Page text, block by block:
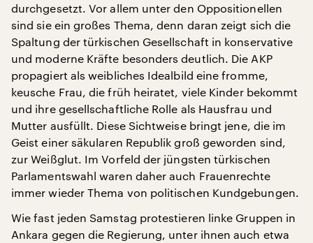
durchgesetzt. Vor allem unter den Oppositionellen
sind sie ein großes Thema, denn daran zeigt sich die
Spaltung der türkischen Gesellschaft in konservative
und moderne Kräfte besonders deutlich. Die AKP
propagiert als weibliches Idealbild eine fromme,
keusche Frau, die früh heiratet, viele Kinder bekommt
und ihre gesellschaftliche Rolle als Hausfrau und
Mutter ausfüllt. Diese Sichtweise bringt jene, die im
Geist einer säkularen Republik groß geworden sind,
zur Weißglut. Im Vorfeld der jüngsten türkischen
Parlamentswahl waren daher auch Frauenrechte
immer wieder Thema von politischen Kundgebungen.
Wie fast jeden Samstag protestieren linke Gruppen in
Ankara gegen die Regierung, unter ihnen auch etwa